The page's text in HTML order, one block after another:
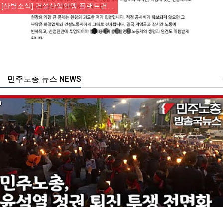
[산별소식] 건설산업연맹 플랜트건…
주노총 뉴스 NEWS